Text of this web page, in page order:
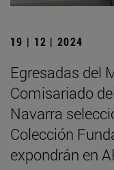
19 | 12 | 2024
Egresadas del
Comisariado
Navarra
Colección
expondrán en